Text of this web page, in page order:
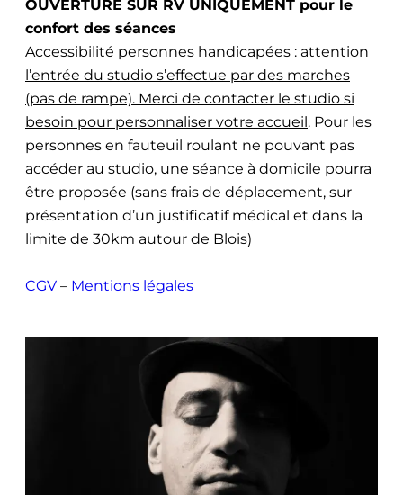
OUVERTURE SUR RV UNIQUEMENT pour le
confort des séances
Accessibilité personnes handicapées : attention
l’entrée du studio s’effectue par des marches
(pas de rampe). Merci de contacter le studio si
besoin pour personnaliser votre accueil. Pour les
personnes en fauteuil roulant ne pouvant pas
accéder au studio, une séance à domicile pourra
être proposée (sans frais de déplacement, sur
présentation d’un justificatif médical et dans la
limite de 30km autour de Blois)
CGV – Mentions légales